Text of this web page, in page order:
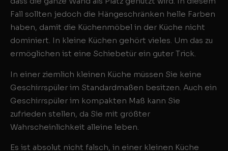
Fall sollten jedoch die Hängeschränken helle Farben
haben, damit die Küchenmöbel in der Küche nicht
dominiert. In kleine Küchen gehört vieles. Um das zu
ermöglichen ist eine Schiebetür ein guter Trick.
In einer ziemlich kleinen Küche müssen Sie keine
Geschirrspüler im Standardmaßen besitzen. Auch ein
Geschirrspüler im kompakten Maß kann Sie
zufrieden stellen, da Sie mit größter
Wahrscheinlichkeit alleine leben.
Es ist absolut nicht falsch, in einer kleinen Küche